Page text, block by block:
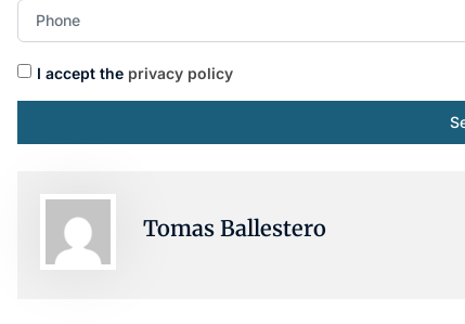
I accept the privacy policy
Tomas Ballestero